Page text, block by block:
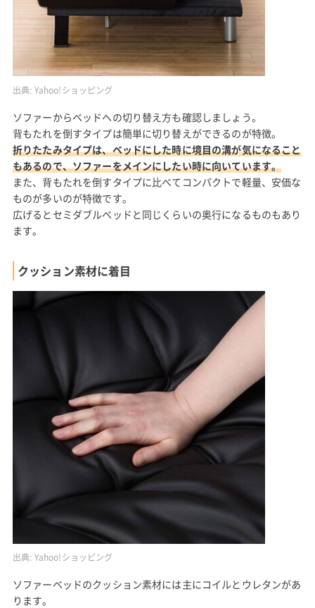
出典: Yahoo!ショッピング
ソファーからベッドへの切り替え方も確認しましょう。
背もたれを倒すタイプは簡単に切り替えができるのが特徴。
折りたたみタイプは、ベッドにした時に境目の溝が気になること
もあるので、ソファーをメインにしたい時に向いています。
また、背もたれを倒すタイプに比べてコンパクトで軽量、安価な
ものが多いのが特徴です。
広げるとセミダブルベッドと同じくらいの奥行になるものもあり
ます。
クッション素材に着目
出典: Yahoo!ショッピング
ソファーベッドのクッション素材には主にコイルとウレタンがあ
ります。